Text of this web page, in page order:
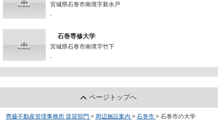
宮城県石巻市南境字新水戸
-
石巻専修大学
宮城県石巻市南境字竹下
-
ページトップへ
齊藤不動産管理事務所 賃貸部門 > 周辺施設案内 > 石巻市 > 石巻市の大学